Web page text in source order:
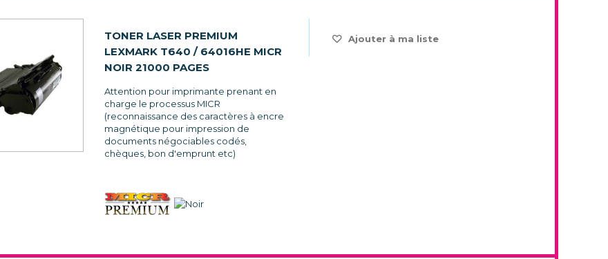
TONER LASER PREMIUM
LEXMARK T640 / 64016HE MICR
NOIR 21000 PAGES
Attention pour imprimante prenant en
charge le processus MICR
(reconnaissance des caractères à encre
magnétique pour impression de
documents négociables codés,
chèques, bon d'emprunt etc)
Ajouter à ma liste